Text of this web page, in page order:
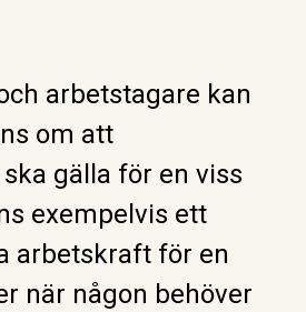
arbetstagare kan
om att
gälla för en viss
exempelvis ett
arbetskraft för en
när någon behöver